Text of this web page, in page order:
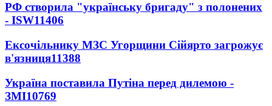
РФ створила "українську бригаду" з полонених
- ISW11406
Ексочільнику МЗС Угорщини Сійярто загрожує
в'язниця11388
Україна поставила Путіна перед дилемою -
ЗМІ10769